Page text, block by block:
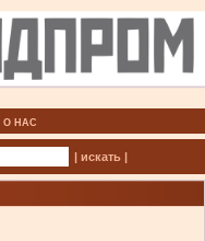
О НАС
| искать |